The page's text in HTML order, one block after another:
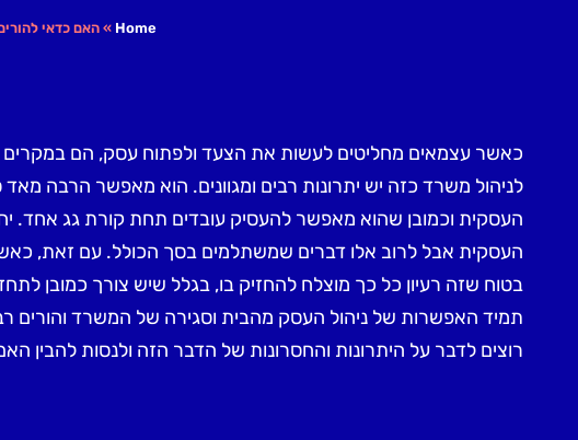
Home
»האם כדאי
כאשר עצמאים מחליטים לעשות את הצעד ולפתוח עסק, הם במקרים
לניהול משרד כזה יש יתרונות רבים ומגוונים. הוא מאפשר הרבה
העסקית וכמובן שהוא מאפשר להעסיק עובדים תחת קורת גג
העסקית אבל לרוב אלו דברים שמשתלמים בסך הכולל. עם זאת,
בטוח שזה רעיון כל כך מוצלח להחזיק בו, בגלל שיש צורך כמובן
תמיד האפשרות של ניהול העסק מהבית וסגירה של המשרד והורים
רוצים לדבר על היתרונות והחסרונות של הדבר הזה ולנסות להבין